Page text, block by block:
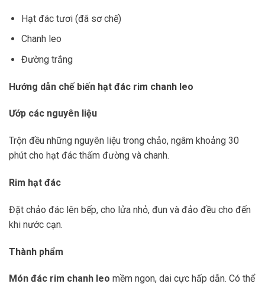
Hạt đác tươi (đã sơ chế)
Chanh leo
Đường trắng
Hướng dẫn chế biến hạt đác rim chanh leo
Ướp các nguyên liệu
Trộn đều những nguyên liệu trong chảo, ngâm khoảng 30
phút cho hạt đác thấm đường và chanh.
Rim hạt đác
Đặt chảo đác lên bếp, cho lửa nhỏ, đun và đảo đều cho đến
khi nước cạn.
Thành phẩm
Món đác rim chanh leo mềm ngon, dai cực hấp dẫn. Có thể